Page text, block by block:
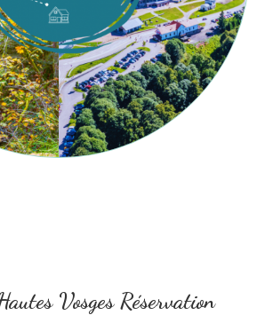
Vosges Réservation